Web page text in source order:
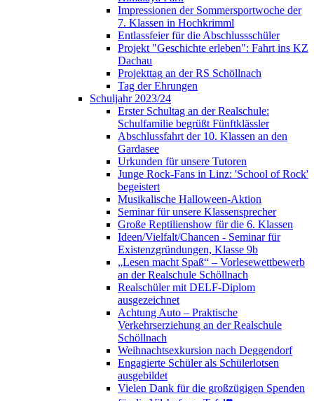
Impressionen der Sommersportwoche der
7. Klassen in Hochkrimml
Entlassfeier für die Abschlussschüler
Projekt "Geschichte erleben": Fahrt ins KZ
Dachau
Projekttag an der RS Schöllnach
Tag der Ehrungen
Schuljahr 2023/24
Erster Schultag an der Realschule:
Schulfamilie begrüßt Fünftklässler
Abschlussfahrt der 10. Klassen an den
Gardasee
Urkunden für unsere Tutoren
Junge Rock-Fans in Linz: 'School of Rock'
begeistert
Musikalische Halloween-Aktion
Seminar für unsere Klassensprecher
Große Reptilienshow für die 6. Klassen
Ideen/Vielfalt/Chancen - Seminar für
Existenzgründungen, Klasse 9b
„Lesen macht Spaß“ – Vorlesewettbewerb
an der Realschule Schöllnach
Realschüler mit DELF-Diplom
ausgezeichnet
Achtung Auto – Praktische
Verkehrserziehung an der Realschule
Schöllnach
Weihnachtsexkursion nach Deggendorf
Engagierte Schüler als Schülerlotsen
ausgebildet
Vielen Dank für die großzügigen Spenden